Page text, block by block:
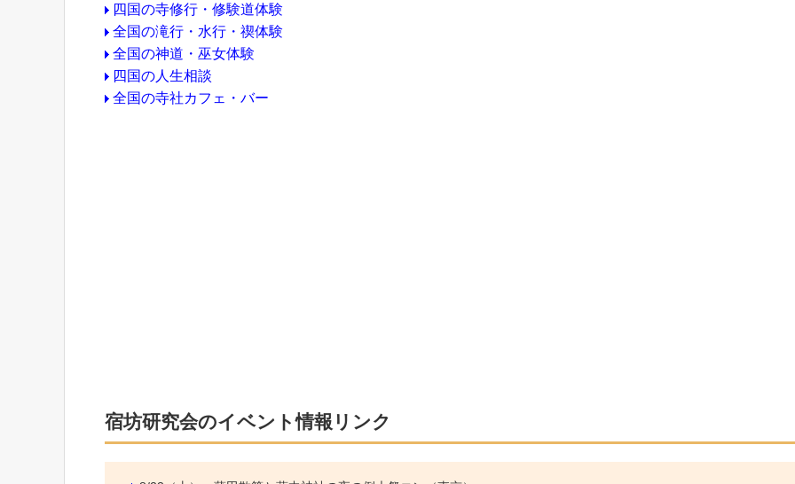
四国の寺修行・修験道体験
全国の滝行・水行・禊体験
全国の神道・巫女体験
四国の人生相談
全国の寺社カフェ・バー
宿坊研究会のイベント情報リンク